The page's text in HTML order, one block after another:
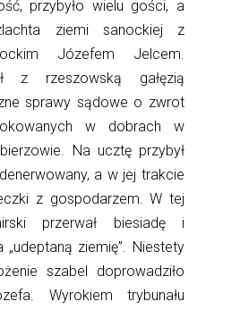
przybyło wielu gości, a
ziemi sanockiej z
Józefem Jelcem.
z rzeszowską gałęzią
sprawy sądowe o zwrot
w dobrach w
Na ucztę przybył
a w jej trakcie
z gospodarzem. W tej
przerwał biesiadę i
„udeptaną ziemię”. Niestety
szabel doprowadziło
Wyrokiem trybunału